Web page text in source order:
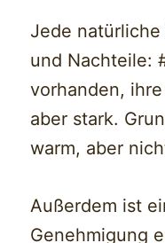
Jede
und Nachteile:
vorhanden,
aber stark.
warm, aber
Außerdem ist
Genehmigung